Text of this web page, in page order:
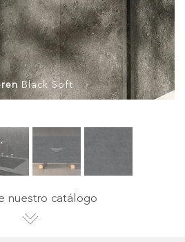
Black Soft
nuestro catálogo